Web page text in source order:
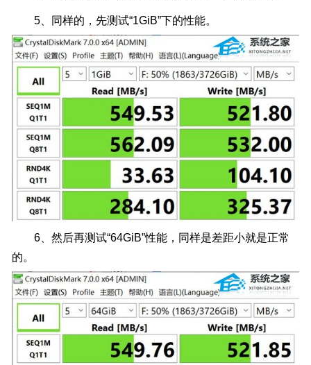
5、同样的，先测试“1GiB”下的性能。
6、然后再测试“64GiB”性能，同样是差距小就是正常
的。